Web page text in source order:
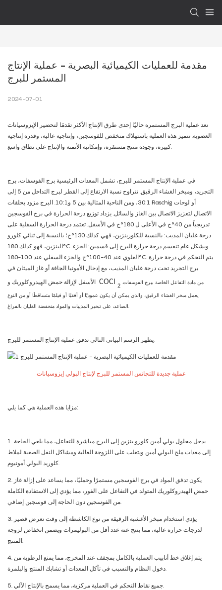
مقدمة للعمليات الكيميائية البصرية - عملية الإنتاج
المستمر للبرج
2024-07-01
تعد عملية البرج المستمرة حاليًا إحدى طرق الإنتاج الأكثر تقدمًا لتحضير الإيزوسيانات
العضوية. تتميز هذه العملية باستهلاك منخفض للفوسجين، وإنتاجية عالية، وقدرة إنتاجية
كبيرة، وجودة منتج مستقرة، وإمكانية الأتمتة والإنتاج على نطاق واسع.
في عملية الإنتاج المستمر للبرج، تشمل المعدات الرئيسية برج الفوسفات، برج
التجريد، ومبخر الغشاء الرقيق. تتراوح نسبة الارتفاع إلى القطر لبرج التداخل من 5 إلى
30:1، ومن الناحية المثالية بين 5 و10:1. البرج مزود بحلقات Raschig أو لوحات
الاتصال لتعزيز الاتصال بين الغاز والسائل. يزداد توزيع درجة الحرارة في برج الفوسجين
تدريجياً من 40°ج في الأعلى ل 180°ج في الأسفل. تعتمد درجة الحرارة السفلية على
درجة غليان المذيب: بالنسبة للكلوربنزين، فهي كذلك 130°ج؛ بالنسبة إلى ثنائي كلورو
البنزين، فهو كذلك 180°C. وبشكل عام تنقسم درجة حرارة البرج إلى قسمين: الجزء
العلوي عند 40-100°ج والجزء السفلي عند 100-180°C. يتم التحكم في درجة حرارة
برج التجريد تحت درجة غليان المذيب، مع إدخال الأمونيا الجافة أو غاز الميثان في
COCl 2
يعمل مبخر الغشاء الرقيق، والذي يمكن أن يكون عموديًا أو أفقيًا أو فيلمًا متساقطًا أو من النوع
يظهر الرسم البياني التالي تدفق عملية الإنتاج المستمر للبرج.
عملية جديدة للتجانس المستمر للبرج لإنتاج البولي إيزوسيانات
مزايا هذه العملية هي كما يلي:
1
إلى معدات ملح البولي أمين ويتغلب على اللزوجة العالية ومشاكل النقل الصعبة لملاط
كلوريد البولي أمونيوم.
2. يكون تدفق المواد في برج الفوسجين مستمرًا وحمليًا، مما يساعد على إزالة غاز
حمض الهيدروكلوريك المتولد في التفاعل على الفور، مما يؤدي إلى الاستفادة الكاملة
من الفوسجين دون الحاجة إلى فوسجين إضافي.
3. يؤدي استخدام مبخر الأغشية الرقيقة من نوع الكاشطة إلى وقت تعرض قصير
لدرجات حرارة عالية، مما ينتج عنه عدد أقل من البوليمرات ويضمن انخفاض لزوجة
المنتج.
4. يتم إغلاق خط أنابيب العملية بالكامل بمجفف عند المخرج، مما يمنع الرطوبة من
دخول النظام والتسبب في تآكل المعدات أو تشابك المنتج والبلمرة.
5. جميع نقاط التحكم في العملية مركزية، مما يسمح بالإنتاج الآلي.